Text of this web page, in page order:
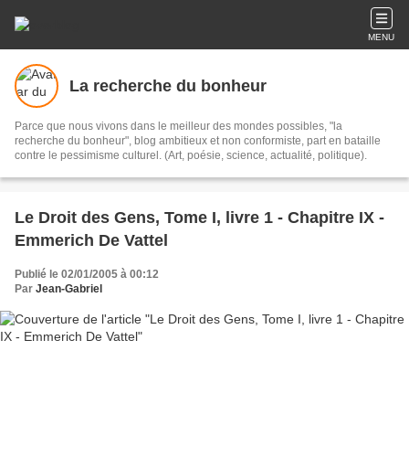
MENU
La recherche du bonheur
Parce que nous vivons dans le meilleur des mondes possibles, "la
recherche du bonheur", blog ambitieux et non conformiste, part en bataille
contre le pessimisme culturel. (Art, poésie, science, actualité, politique).
Le Droit des Gens, Tome I, livre 1 - Chapitre IX -
Emmerich De Vattel
Publié le 02/01/2005 à 00:12
Par Jean-Gabriel